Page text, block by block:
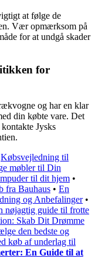
at følge de
Vær opmærksom på
for at undgå skader
for
og har en klar
din købte vare. Det
Jysks
Købsvejledning til
møbler til Din
til dit hjem •
fra Bauhaus • En
og Anbefalinger•
nøjagtig guide til frotte
Skab Dit Drømme
den bedste og
køb af underlag til
En Guide til at